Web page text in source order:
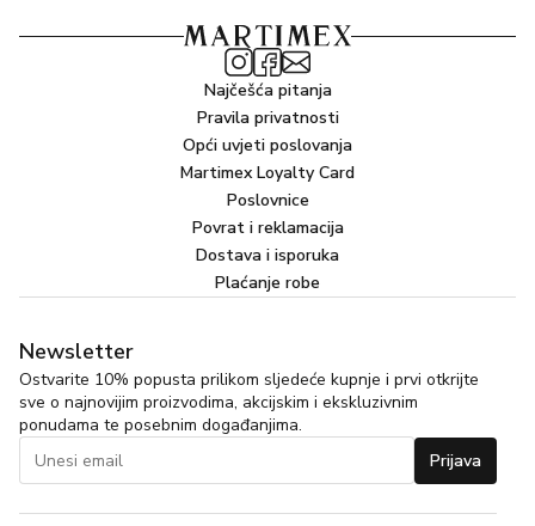
Najčešća pitanja
Pravila privatnosti
Opći uvjeti poslovanja
Martimex Loyalty Card
Poslovnice
Povrat i reklamacija
Dostava i isporuka
Plaćanje robe
Newsletter
Ostvarite 10% popusta prilikom sljedeće kupnje i prvi otkrijte
sve o najnovijim proizvodima, akcijskim i ekskluzivnim
ponudama te posebnim događanjima.
Prijava